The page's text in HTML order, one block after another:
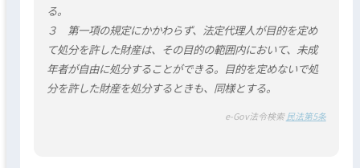
る。
３ 第一項の規定にかかわらず、法定代理人が目的を定め
て処分を許した財産は、その目的の範囲内において、未成
年者が自由に処分することができる。目的を定めないで処
分を許した財産を処分するときも、同様とする。
e-Gov法令検索 民法第5条